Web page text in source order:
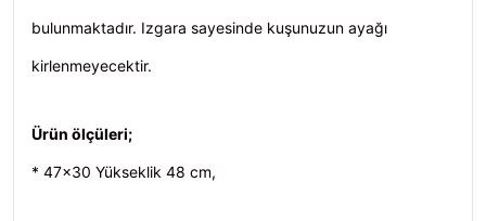
bulunmaktadır. Izgara sayesinde kuşunuzun ayağı
kirlenmeyecektir.
Ürün ölçüleri;
* 47x30 Yükseklik 48 cm,